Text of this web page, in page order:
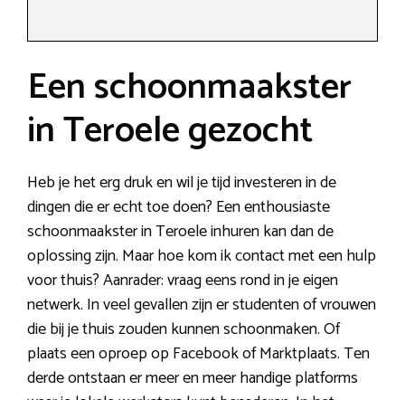
Een schoonmaakster
in Teroele gezocht
Heb je het erg druk en wil je tijd investeren in de
dingen die er echt toe doen? Een enthousiaste
schoonmaakster in Teroele inhuren kan dan de
oplossing zijn. Maar hoe kom ik contact met een hulp
voor thuis? Aanrader: vraag eens rond in je eigen
netwerk. In veel gevallen zijn er studenten of vrouwen
die bij je thuis zouden kunnen schoonmaken. Of
plaats een oproep op Facebook of Marktplaats. Ten
derde ontstaan er meer en meer handige platforms